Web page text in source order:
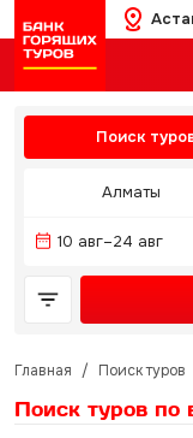
Поиск
Алматы
10 авг–24 авг
Главная / Поиск туров
Поиск туров по